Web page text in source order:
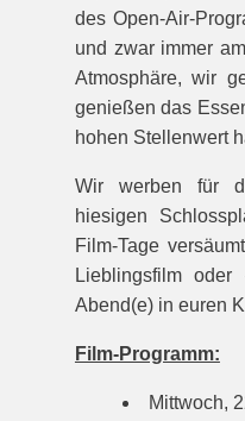
des Open-Air-
und zwar immer
Atmosphäre, wir
genießen das
hohen Stellenwert
Wir werben für
hiesigen
Film-Tage
Lieblingsfilm oder
Abend(e) in euren
Film-Programm:
Mittwoch,